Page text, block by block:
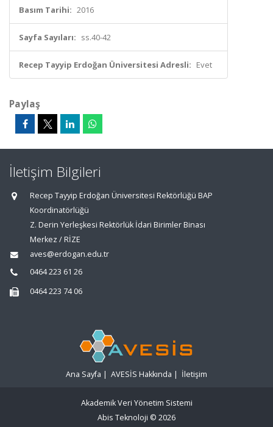
Basım Tarihi: 2016
Sayfa Sayıları: ss.40-42
Recep Tayyip Erdoğan Üniversitesi Adresli: Evet
Paylaş
İletişim Bilgileri
Recep Tayyip Erdoğan Üniversitesi Rektörlüğü BAP
Koordinatörlüğü
Z. Derin Yerleşkesi Rektörlük İdari Birimler Binası
Merkez / RİZE
aves@erdogan.edu.tr
0464 223 61 26
0464 223 74 06
Ana Sayfa | AVESİS Hakkında | İletişim
Akademik Veri Yönetim Sistemi
Abis Teknoloji © 2026